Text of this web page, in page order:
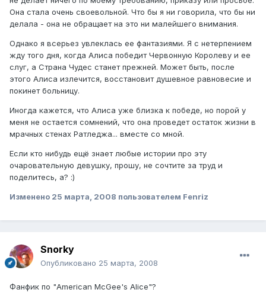
Она стала очень своевольной. Что бы я ни говорила, что бы ни
делала - она не обращает на это ни малейшего внимания.
Однако я всерьез увлеклась ее фантазиями. Я с нетерпением
жду того дня, когда Алиса победит Червонную Королеву и ее
слуг, а Страна Чудес станет прежней. Может быть, после
этого Алиса излечится, восстановит душевное равновесие и
покинет больницу.
Иногда кажется, что Алиса уже близка к победе, но порой у
меня не остается сомнений, что она проведет остаток жизни в
мрачных стенах Ратледжа... вместе со мной.
Если кто нибудь ещё знает любые истории про эту
очаровательную девушку, прошу, не сочтите за труд и
поделитесь, а? :)
Изменено 25 марта, 2008 пользователем Fenriz
Snorky
Опубликовано 25 марта, 2008
Фанфик по "American McGee's Alice"?